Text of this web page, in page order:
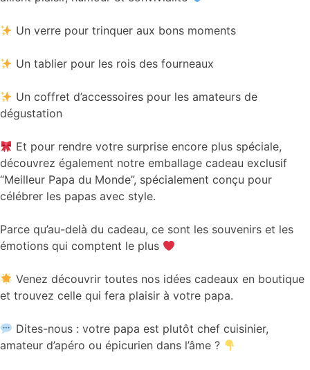
Un verre pour trinquer aux bons moments
Un tablier pour les rois des fourneaux
Un coffret d’accessoires pour les amateurs de
dégustation
Et pour rendre votre surprise encore plus spéciale,
découvrez également notre emballage cadeau exclusif
“Meilleur Papa du Monde”, spécialement conçu pour
célébrer les papas avec style.
Parce qu’au-delà du cadeau, ce sont les souvenirs et les
émotions qui comptent le plus
Venez découvrir toutes nos idées cadeaux en boutique
et trouvez celle qui fera plaisir à votre papa.
Dites-nous : votre papa est plutôt chef cuisinier,
amateur d’apéro ou épicurien dans l’âme ?